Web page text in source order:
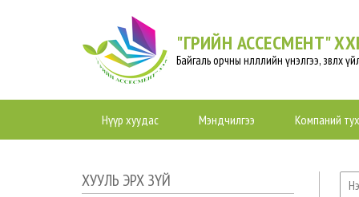
"ГРИЙН АССЕСМЕНТ"
Байгаль орчны нөлөөллийн үнэлгээ, зөвлөх
Нүүр хуудас Мэндчилгээ Компаний
ХУУЛЬ ЭРХ ЗҮЙ